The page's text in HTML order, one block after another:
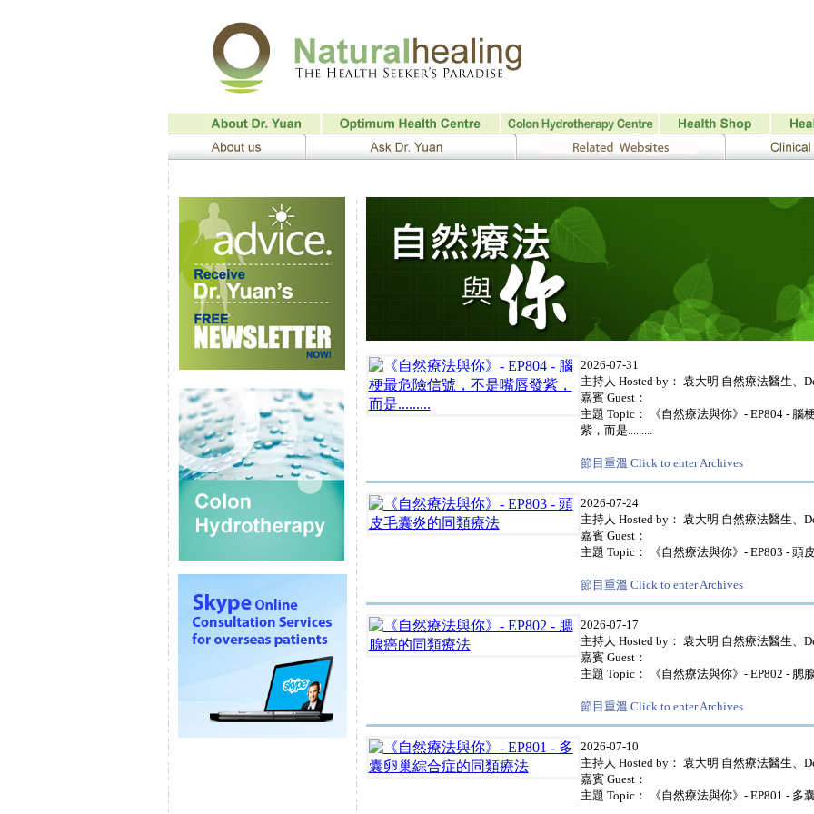
2026-07-31
主持人 Hosted by： 袁大明 自然療法醫生、
嘉賓 Guest：
主題 Topic： 《自然療法與你》- EP804 - 腦
紫，而是.........
節目重溫 Click to enter Archives
2026-07-24
主持人 Hosted by： 袁大明 自然療法醫生、
嘉賓 Guest：
主題 Topic： 《自然療法與你》- EP803 - 頭
節目重溫 Click to enter Archives
2026-07-17
主持人 Hosted by： 袁大明 自然療法醫生、
嘉賓 Guest：
主題 Topic： 《自然療法與你》- EP802 - 腮
節目重溫 Click to enter Archives
2026-07-10
主持人 Hosted by： 袁大明 自然療法醫生、
嘉賓 Guest：
主題 Topic： 《自然療法與你》- EP801 - 多